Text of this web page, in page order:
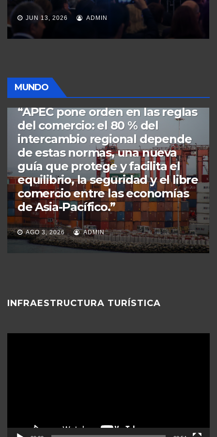
JUN 11, 2026 ADMIN
MUNDO
MUNDO PERÚ POLÍTICA
“APEC define hoja de ruta:
combate a la tala ilegal y
tecnología para salvar los
bosques; manglares, bosques y
ciudades, los tres ejes de la
nueva estrategia ambiental de
la región de Asia-Pacífico”.
JUL 30, 2026 ADMIN
INFRAESTRUCTURA TURÍSTICA